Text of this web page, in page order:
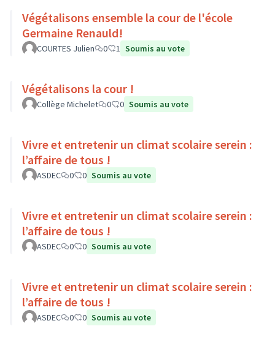
Végétalisons ensemble la cour de l'école
Germaine Renauld!
COURTES Julien 0 1 Soumis au vote
Végétalisons la cour !
Collège Michelet 0 0 Soumis au vote
Vivre et entretenir un climat scolaire serein :
l’affaire de tous !
ASDEC 0 0 Soumis au vote
Vivre et entretenir un climat scolaire serein :
l’affaire de tous !
ASDEC 0 0 Soumis au vote
Vivre et entretenir un climat scolaire serein :
l’affaire de tous !
ASDEC 0 0 Soumis au vote